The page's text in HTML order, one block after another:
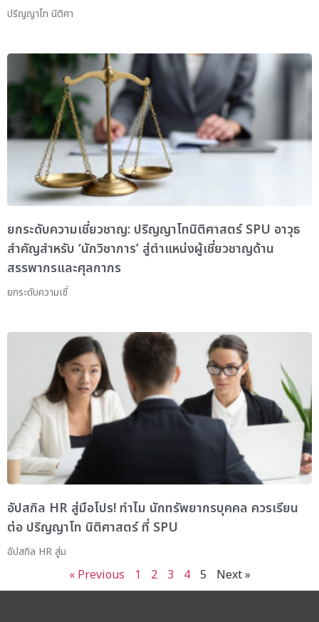
ปริญญาโท นิติศา
ยกระดับความเชี่ยวชาญ: ปริญญาโทนิติศาสตร์ SPU อาวุธ
สำคัญสำหรับ ‘นักวิชาการ’ สู่ตำแหน่งผู้เชี่ยวชาญด้าน
สรรพากรและศุลกากร
ยกระดับความเชี่
อัปสกิล HR สู่มือโปร! ทำไม นักทรัพยากรบุคคล ควรเรียน
ต่อ ปริญญาโท นิติศาสตร์ ที่ SPU
อัปสกิล HR สู่ม
« Previous 1 2 3 4 5 Next »